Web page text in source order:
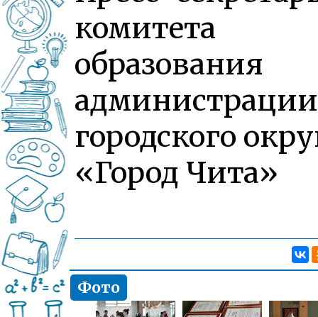
комитета
образования
администрации
городского
«Город Чита»
Фото